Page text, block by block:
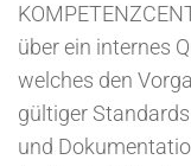
über ein internes
welches den
gültiger
und